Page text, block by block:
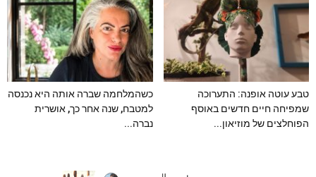
טבע עוטה אופנה: התערוכה
שמפיחה חיים חדשים באוסף
הפוחלצים של מוזיאון...
כשהמלחמה שברה אותה היא נכנסה
למטבח, שנה אחר כך, אושרית
נברה...